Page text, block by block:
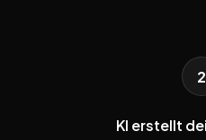
2
KI erstellt